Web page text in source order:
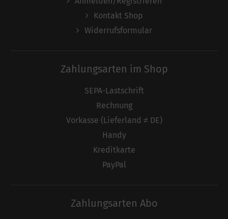
Kontakt Shop
Widerrufsformular
Zahlungsarten im Shop
SEPA-Lastschrift
Rechnung
Vorkasse (Lieferland ≠ DE)
Handy
Kreditkarte
PayPal
Zahlungsarten Abo